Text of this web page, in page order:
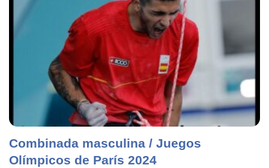
Combinada masculina / Juegos
Olímpicos de París 2024